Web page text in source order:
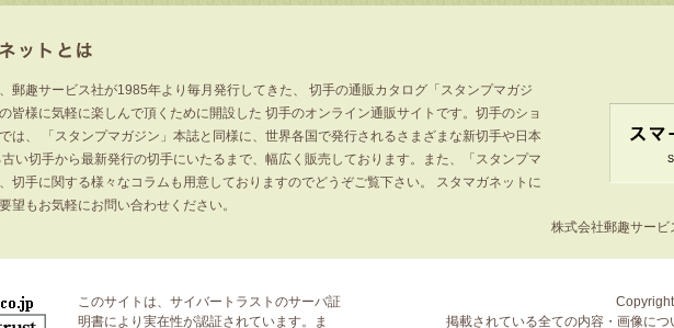
郵趣サービス社が1985年より毎月発行してきた、 切手の通販カタログ「スタンプマガジ
皆様に気軽に楽しんで頂くために開設した 切手のオンライン通販サイトです。切手のショ
は、 「スタンプマガジン」本誌と同様に、世界各国で発行されるさまざまな新切手や日本
い切手から最新発行の切手にいたるまで、幅広く販売しております。また、「スタンプマ
切手に関する様々なコラムも用意しておりますのでどうぞご覧下さい。 スタマガネットに
望もお気軽にお問い合わせください。
株式会社郵趣サー
このサイトは、サイバートラストのサーバ証
明書により実在性が認証されています。ま
掲載されている全ての内容・画像につ